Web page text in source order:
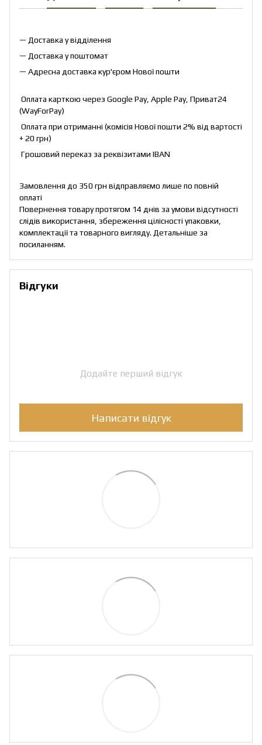
— Доставка у відділення
— Доставка у поштомат
— Адресна доставка кур'єром Нової пошти
Оплата карткою через Google Pay, Apple Pay, Приват24
(WayForPay)
Оплата при отриманні (комісія Нової пошти 2% від вартості
+ 20 грн)
Грошовий переказ за реквізитами IBAN
Замовлення до 350 грн відправляємо лише по повній
оплаті
Повернення товару протягом 14 днів за умови відсутності
слідів використання, збереження цілісності упаковки,
комплектації та товарного вигляду. Детальніше за
посиланням.
Відгуки
Додайте перший відгук
Написати відгук